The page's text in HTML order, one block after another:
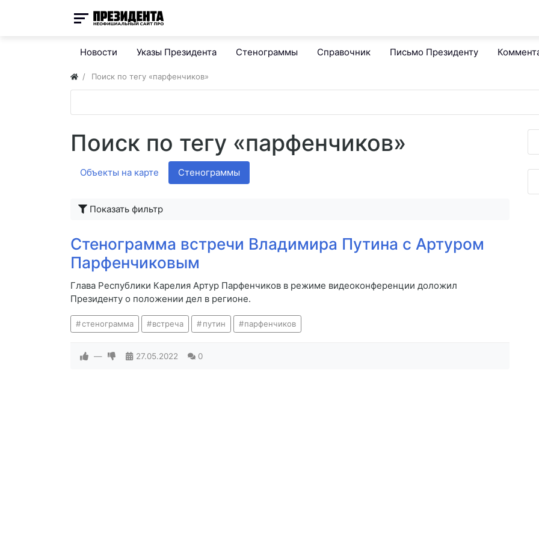
Новости Указы Президента Стенограммы Справочник Письмо Президенту
Поиск по тегу «парфенчиков»
Поиск по тегу «парфенчиков»
Объекты на карте Стенограммы
Показать фильтр
Стенограмма встречи Владимира Путина с Артуром
Парфенчиковым
Глава Республики Карелия Артур Парфенчиков в режиме видеоконференции доложил
Президенту о положении дел в регионе.
стенограмма встреча путин парфенчиков
— 27.05.2022 0